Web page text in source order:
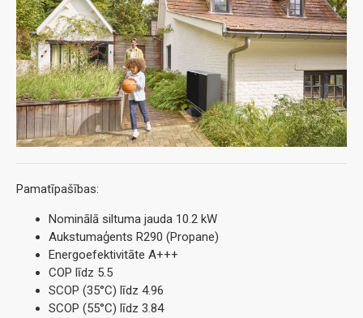
Pamatīpašības:
Nominālā siltuma jauda 10.2 kW
Aukstumaģents R290 (Propane)
Energoefektivitāte A+++
COP līdz 5.5
SCOP (35°C) līdz 4.96
SCOP (55°C) līdz 3.84